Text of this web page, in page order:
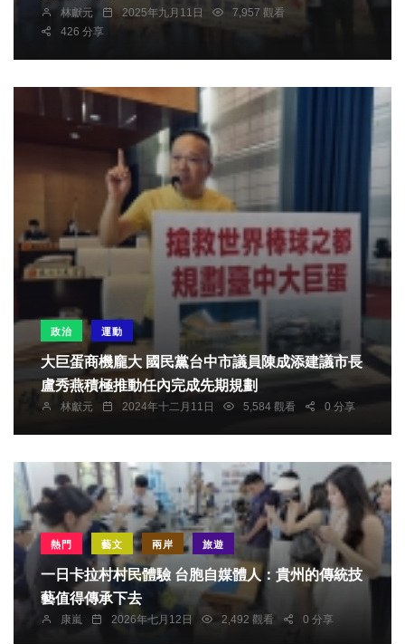
林獻元 2025年九月11日
7,957 觀看
426 分享
政治 運動
大巨蛋商機龐大 國民黨台中市議員陳成添建議市長
盧秀燕積極推動任內完成先期規劃
林獻元 2024年十二月11日 5,584 觀看 0 分享
熱門 藝文 兩岸 旅遊
一日卡拉村村民體驗 台胞自媒體人：貴州的傳統技
藝值得傳承下去
康嵐 2026年七月12日 2,492 觀看 0 分享